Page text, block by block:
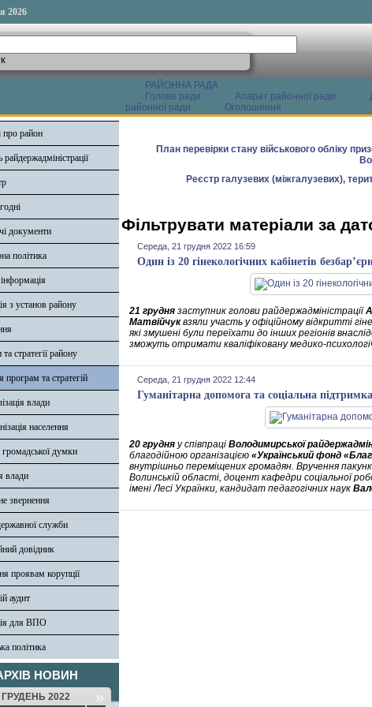
2026
РАЙОННА РАДА
Голова ради
Апарат районної ради
районної ради
Оголошення
про район
райдержадміністрації
документи
політика
з установ району
стратегії району
програм та стратегій
влади
населення
думки
влади
звернення
служби
довідник
проявам корупції
аудит
для ВПО
політика
НОВИН
ГРУДЕНЬ 2022 »
План перевірки стану військового обліку
Реєстр галузевих (міжгалузевих),
Фільтрувати матеріали за
Середа, 21 грудня 2022 16:59
Один із 20 гінекологічних кабінетів
21 грудня заступник голови райдержадміністрації
Матвійчуквзяли участь у офіційному відкритті
які змушені були переїхати до інших регіонів
зможуть отримати кваліфіковану медико-
Середа, 21 грудня 2022 12:44
Гуманітарна допомога та соціальна
20 грудня у співпраці Володимирської
благодійною організацією «Український фонд
внутрішньо переміщених громадян. Вручення
Волинській області, доцент кафедри соціальної
імені Лесі Українки, кандидат педагогічних наук